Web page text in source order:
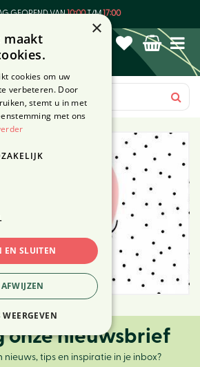
GEOPEND VAN10:00T/M17:00
onze nieuwsbrief
nieuws, tips en inspiratie in je inbox?
×
maakt
cookies om uw
verbeteren. Door
stemt u in met
met ons
EN SLUITEN